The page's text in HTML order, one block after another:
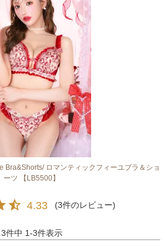
Bra&Shorts/ ロマンティックフィーユブラ＆ショ
ーツ 【LB5500】
4.33 3
3件中 1-3件表示